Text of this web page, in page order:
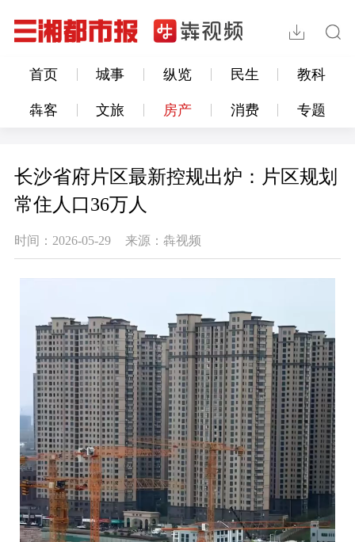
首页 城事 纵览 民生 教科
犇客 文旅 房产 消费 专题
长沙省府片区最新控规出炉：片区规划
常住人口36万人
时间：2026-05-29 来源：犇视频